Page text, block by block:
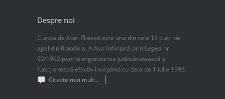
Despre noi
Curtea de Apel Ploiești este una din cele 16 curți de
apel din România. A fost înființată prin Legea nr.
92/1992 pentru organizarea judecătorească și
funcționează efectiv începând cu data de 1 iulie 1993.
Citește mai mult...